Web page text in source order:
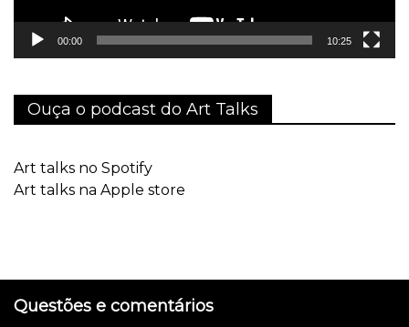
00:00 10:25
Ouça o podcast do Art Talks
Art talks no Spotify
Art talks na Apple store
Questões e comentários